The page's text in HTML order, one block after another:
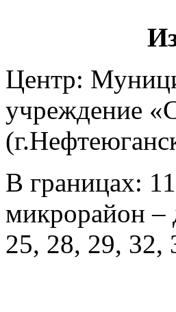
Центр:
учреждение
В границах:
микрорайон –
25, 28, 29, 32,